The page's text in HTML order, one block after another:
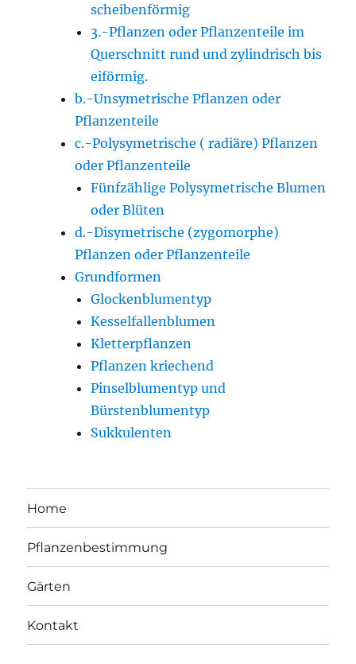
scheibenförmig
3.-Pflanzen oder Pflanzenteile im
Querschnitt rund und zylindrisch bis
eiförmig.
b.-Unsymetrische Pflanzen oder
Pflanzenteile
c.-Polysymetrische ( radiäre) Pflanzen
oder Pflanzenteile
Fünfzählige Polysymetrische Blumen
oder Blüten
d.-Disymetrische (zygomorphe)
Pflanzen oder Pflanzenteile
Grundformen
Glockenblumentyp
Kesselfallenblumen
Kletterpflanzen
Pflanzen kriechend
Pinselblumentyp und
Bürstenblumentyp
Sukkulenten
Home
Pflanzenbestimmung
Gärten
Kontakt